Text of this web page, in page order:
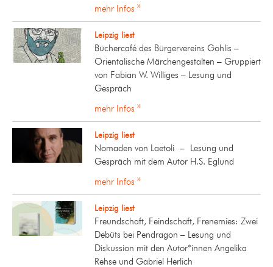
mehr Infos »
Leipzig liest
Büchercafé des Bürgervereins Gohlis –
Orientalische Märchengestalten – Gruppiert
von Fabian W. Williges – Lesung und
Gespräch
mehr Infos »
Leipzig liest
Nomaden von Laetoli – Lesung und
Gespräch mit dem Autor H.S. Eglund
mehr Infos »
Leipzig liest
Freundschaft, Feindschaft, Frenemies: Zwei
Debüts bei Pendragon – Lesung und
Diskussion mit den Autor*innen Angelika
Rehse und Gabriel Herlich